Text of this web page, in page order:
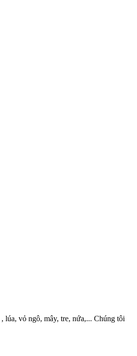
lúa, vỏ ngô, mây, tre, nứa,... Chúng tôi